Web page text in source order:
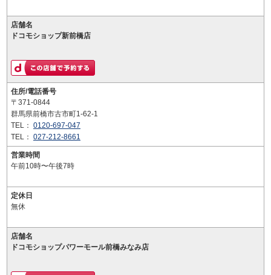
店舗名
ドコモショップ新前橋店
住所/電話番号
〒371-0844
群馬県前橋市古市町1-62-1
TEL： 0120-697-047
TEL： 027-212-8661
営業時間
午前10時〜午後7時
定休日
無休
店舗名
ドコモショップパワーモール前橋みなみ店